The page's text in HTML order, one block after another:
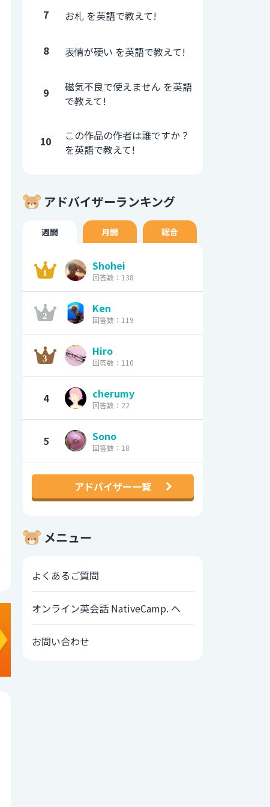
7 お札 を英語で教えて!
8 表情が硬い を英語で教えて!
9
磁気不良で使えません を英語
で教えて!
10
この作品の作者は誰ですか？
を英語で教えて!
アドバイザーランキング
週間 月間 総合
Shohei
回答数：138
Ken
回答数：119
Hiro
回答数：110
4 cherumy
回答数：22
5 Sono
回答数：18
アドバイザー一覧
メニュー
よくあるご質問
オンライン英会話 NativeCamp. へ
お問い合わせ